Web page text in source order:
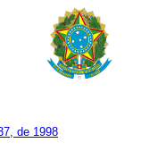
de 1998